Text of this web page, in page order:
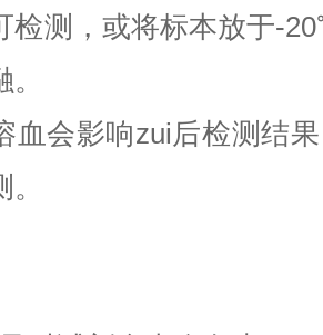
检测，或将标本放于-
血会影响zui后检测结